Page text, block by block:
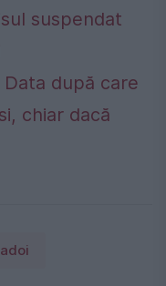
suspendat
după care
chiar dacă